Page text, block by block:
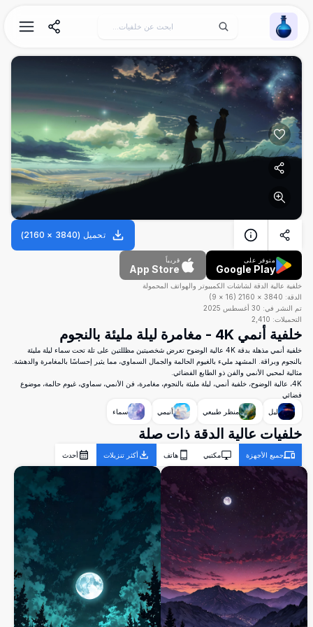
Wallpaper Alchemy
تحميل (
3840
×
2160
)
متوفر على
Google Play
قريباً
App Store
خلفية عالية الدقة لشاشات الكمبيوتر والهواتف المحمولة
الدقة: 3840
×
2160
(
16
×
9
)
تم النشر في: 30 أغسطس 2025
التحميلات: 2,410
خلفية أنمي 4K - مغامرة ليلة مليئة بالنجوم
خلفية أنمي مذهلة بدقة 4K عالية الوضوح تعرض شخصيتين مظللتين على تلة تحت سماء ليلة مليئة
بالنجوم وبراقة. المشهد مليء بالغيوم الحالمة والجمال السماوي، مما يثير إحساسًا بالمغامرة والدهشة.
مثالية لمحبي الأنمي والفن ذو الطابع الفضائي.
4K، عالية الوضوح، خلفية أنمي، ليلة مليئة بالنجوم، مغامرة، فن الأنمي، سماوي، غيوم حالمة، موضوع
فضائي
ليل
منظر طبيعي أنيمي سماء
خلفيات عالية الدقة ذات صلة
جميع الأجهزة مكتبي هاتف أكثر تنزيلات أحدث